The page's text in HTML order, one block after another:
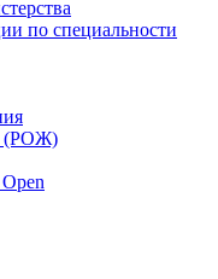
по специальности
(РОЖ)